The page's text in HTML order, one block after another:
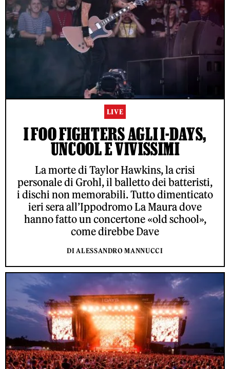
LIVE
I FOO FIGHTERS AGLI I-DAYS,
UNCOOL E VIVISSIMI
La morte di Taylor Hawkins, la crisi
personale di Grohl, il balletto dei batteristi,
i dischi non memorabili. Tutto dimenticato
ieri sera all’Ippodromo La Maura dove
hanno fatto un concertone «old school»,
come direbbe Dave
DI ALESSANDRO MANNUCCI